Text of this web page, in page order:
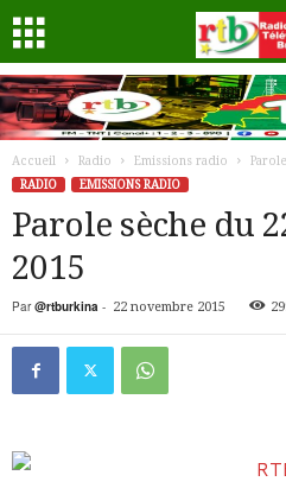
Accueil Radio Emissions radio
RADIO
EMISSIONS RADIO
Parole sèche du
2015
Par @rtburkina - 22 novembre 2015